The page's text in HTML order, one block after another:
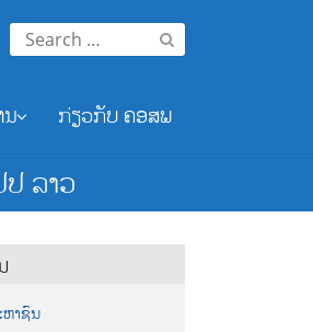
Search
for:
ນ ກ່ຽວກັບ ຄອສພ
ລາວ
ຫາຊົນ